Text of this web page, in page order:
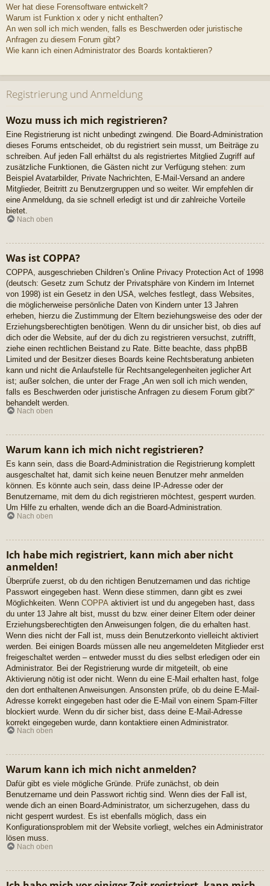
Wer hat diese Forensoftware entwickelt?
Warum ist Funktion x oder y nicht enthalten?
An wen soll ich mich wenden, falls es Beschwerden oder juristische
Anfragen zu diesem Forum gibt?
Wie kann ich einen Administrator des Boards kontaktieren?
Registrierung und Anmeldung
Wozu muss ich mich registrieren?
Eine Registrierung ist nicht unbedingt zwingend. Die Board-Administration
dieses Forums entscheidet, ob du registriert sein musst, um Beiträge zu
schreiben. Auf jeden Fall erhältst du als registriertes Mitglied Zugriff auf
zusätzliche Funktionen, die Gästen nicht zur Verfügung stehen: zum
Beispiel Avatarbilder, Private Nachrichten, E-Mail-Versand an andere
Mitglieder, Beitritt zu Benutzergruppen und so weiter. Wir empfehlen dir
eine Anmeldung, da sie schnell erledigt ist und dir zahlreiche Vorteile
bietet.
Nach oben
Was ist COPPA?
COPPA, ausgeschrieben Children’s Online Privacy Protection Act of 1998
(deutsch: Gesetz zum Schutz der Privatsphäre von Kindern im Internet
von 1998) ist ein Gesetz in den USA, welches festlegt, dass Websites,
die möglicherweise persönliche Daten von Kindern unter 13 Jahren
erheben, hierzu die Zustimmung der Eltern beziehungsweise des oder der
Erziehungsberechtigten benötigen. Wenn du dir unsicher bist, ob dies auf
dich oder die Website, auf der du dich zu registrieren versuchst, zutrifft,
ziehe einen rechtlichen Beistand zu Rate. Bitte beachte, dass phpBB
Limited und der Besitzer dieses Boards keine Rechtsberatung anbieten
kann und nicht die Anlaufstelle für Rechtsangelegenheiten jeglicher Art
ist; außer solchen, die unter der Frage „An wen soll ich mich wenden,
falls es Beschwerden oder juristische Anfragen zu diesem Forum gibt?“
behandelt werden.
Nach oben
Warum kann ich mich nicht registrieren?
Es kann sein, dass die Board-Administration die Registrierung komplett
ausgeschaltet hat, damit sich keine neuen Benutzer mehr anmelden
können. Es könnte auch sein, dass deine IP-Adresse oder der
Benutzername, mit dem du dich registrieren möchtest, gesperrt wurden.
Um Hilfe zu erhalten, wende dich an die Board-Administration.
Nach oben
Ich habe mich registriert, kann mich aber nicht
anmelden!
Überprüfe zuerst, ob du den richtigen Benutzernamen und das richtige
Passwort eingegeben hast. Wenn diese stimmen, dann gibt es zwei
Möglichkeiten. Wenn COPPA aktiviert ist und du angegeben hast, dass
du unter 13 Jahre alt bist, musst du bzw. einer deiner Eltern oder deiner
Erziehungsberechtigten den Anweisungen folgen, die du erhalten hast.
Wenn dies nicht der Fall ist, muss dein Benutzerkonto vielleicht aktiviert
werden. Bei einigen Boards müssen alle neu angemeldeten Mitglieder erst
freigeschaltet werden – entweder musst du dies selbst erledigen oder ein
Administrator. Bei der Registrierung wurde dir mitgeteilt, ob eine
Aktivierung nötig ist oder nicht. Wenn du eine E-Mail erhalten hast, folge
den dort enthaltenen Anweisungen. Ansonsten prüfe, ob du deine E-Mail-
Adresse korrekt eingegeben hast oder die E-Mail von einem Spam-Filter
blockiert wurde. Wenn du dir sicher bist, dass deine E-Mail-Adresse
korrekt eingegeben wurde, dann kontaktiere einen Administrator.
Nach oben
Warum kann ich mich nicht anmelden?
Dafür gibt es viele mögliche Gründe. Prüfe zunächst, ob dein
Benutzername und dein Passwort richtig sind. Wenn dies der Fall ist,
wende dich an einen Board-Administrator, um sicherzugehen, dass du
nicht gesperrt wurdest. Es ist ebenfalls möglich, dass ein
Konfigurationsproblem mit der Website vorliegt, welches ein Administrator
lösen muss.
Nach oben